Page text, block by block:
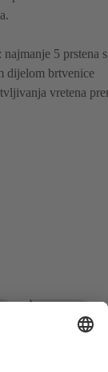
5 prstena s
dijelom brtvenice
vretena